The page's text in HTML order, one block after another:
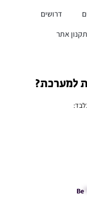
דרושים
תקנון אתר
למערכת?
Be